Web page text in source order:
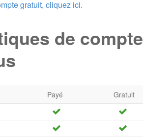
gratuit, cliquez ici.
de compte
Payé
Gratuit